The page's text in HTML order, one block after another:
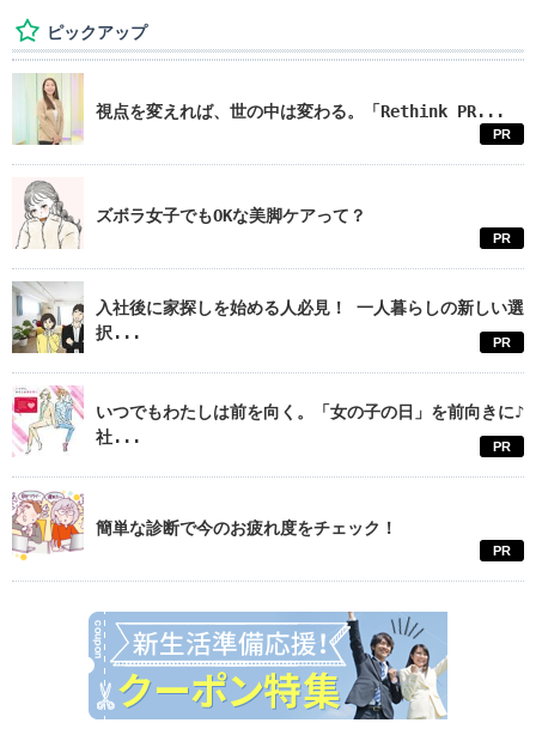
ピックアップ
視点を変えれば、世の中は変わる。「Rethink PR...
PR
ズボラ女子でもOKな美脚ケアって？
PR
入社後に家探しを始める人必見！ 一人暮らしの新しい選
択...
PR
いつでもわたしは前を向く。「女の子の日」を前向きに♪
社...
PR
簡単な診断で今のお疲れ度をチェック！
PR